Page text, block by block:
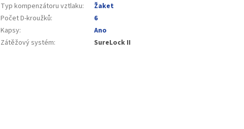
Typ kompenzátoru vztlaku:
Žaket
Počet D-kroužků:
6
Kapsy:
Ano
Zátěžový systém: SureLock II